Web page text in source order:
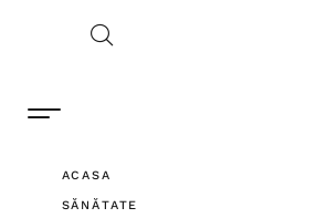
ACASA
SĂNĂTATE